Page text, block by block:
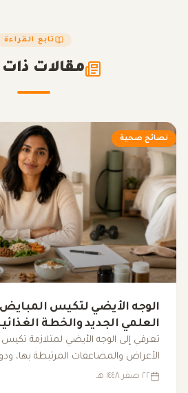
تابع القراءة
مقالات
نصائح صحية
الوجه الأيضي لتكيس
العلمي الجديد والخطة
لضبط الهرمونات
تعرفي إلى الوجه الأيضي لمتلازمة تكيس
الأعراض والمضاعفات المرتبطة بها،
المؤشر الجلايسيمي، والرياضة، والنوم،
٢٢ صفر ١٤٤٨ هـ